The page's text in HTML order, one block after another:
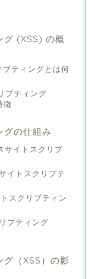
グ (XSS) の概
プティングとは何
プティング
徴
グの仕組み
サイトスクリプ
イトスクリプテ
スクリプティン
プティング
グ（XSS）の影